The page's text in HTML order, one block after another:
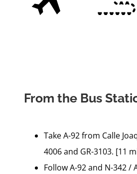
From the Bus
Take A-92 from Calle
4006 and GR-3103. [11
Follow A-92 and N-342 /